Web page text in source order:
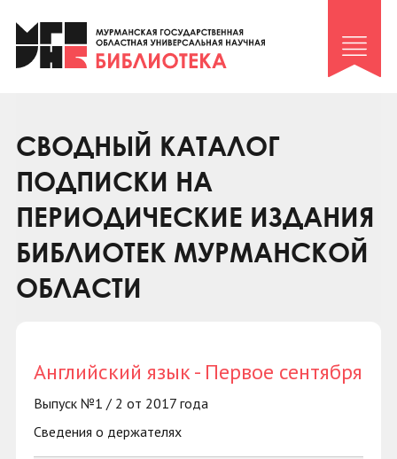
Клуб «Гиря и сельдерей»
Клуб «Семейный архив»
Коллегам
Контакты
СВОДНЫЙ КАТАЛОГ
ПОДПИСКИ НА
ПЕРИОДИЧЕСКИЕ ИЗДАНИЯ
БИБЛИОТЕК МУРМАНСКОЙ
ОБЛАСТИ
Английский язык - Первое сентября
Выпуск №1 / 2 от 2017 года
Сведения о держателях